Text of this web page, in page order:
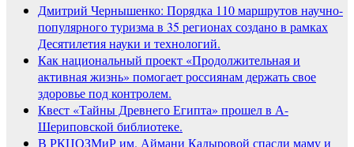
Дмитрий Чернышенко: Порядка 110 маршрутов научно-
популярного туризма в 35 регионах создано в рамках
Десятилетия науки и технологий.
Как национальный проект «Продолжительная и
активная жизнь» помогает россиянам держать свое
здоровье под контролем.
Квест «Тайны Древнего Египта» прошел в А-
Шериповской библиотеке.
В РКЦОЗМиР им. Аймани Кадыровой спасли маму и